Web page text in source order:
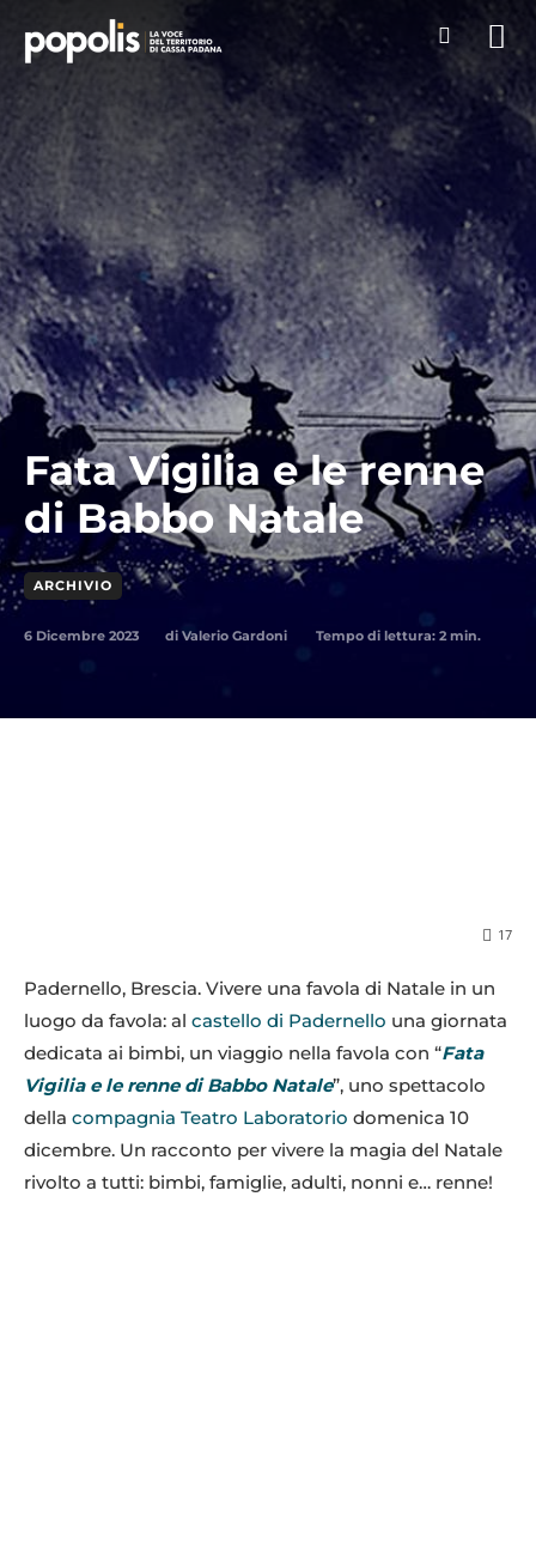
Fata Vigilia e le renne
di Babbo Natale
ARCHIVIO
6 Dicembre 2023 di Valerio Gardoni Tempo di lettura: 2min.
17
Padernello, Brescia. Vivere una favola di Natale in un
luogo da favola: al castello di Padernello una giornata
dedicata ai bimbi, un viaggio nella favola con “Fata
Vigilia e le renne di Babbo Natale”, uno spettacolo
della compagnia Teatro Laboratorio domenica 10
dicembre. Un racconto per vivere la magia del Natale
rivolto a tutti: bimbi, famiglie, adulti, nonni e… renne!